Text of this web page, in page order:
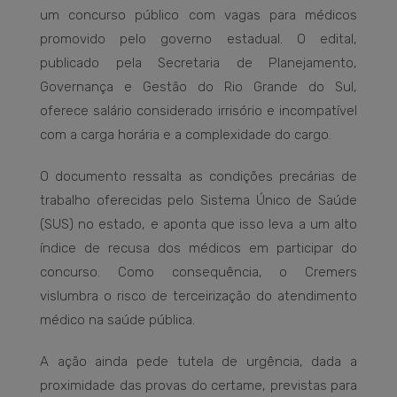
um concurso público com vagas para médicos
promovido pelo governo estadual. O edital,
publicado pela Secretaria de Planejamento,
Governança e Gestão do Rio Grande do Sul,
oferece salário considerado irrisório e incompatível
com a carga horária e a complexidade do cargo.
O documento ressalta as condições precárias de
trabalho oferecidas pelo Sistema Único de Saúde
(SUS) no estado, e aponta que isso leva a um alto
índice de recusa dos médicos em participar do
concurso. Como consequência, o Cremers
vislumbra o risco de terceirização do atendimento
médico na saúde pública.
A ação ainda pede tutela de urgência, dada a
proximidade das provas do certame, previstas para